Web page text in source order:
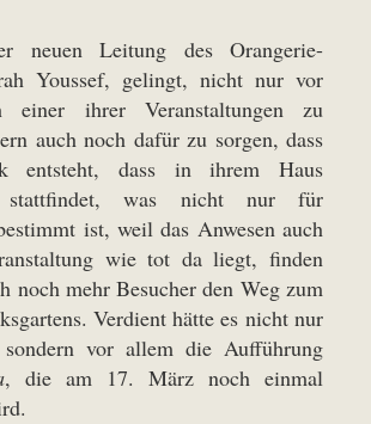
neuen Leitung des Orangerie-
Youssef, gelingt, nicht nur vor
einer ihrer Veranstaltungen zu
auch noch dafür zu sorgen, dass
entsteht, dass in ihrem Haus
stattfindet, was nicht nur für
ist, weil das Anwesen auch
wie tot da liegt, finden
noch mehr Besucher den Weg zum
Verdient hätte es nicht nur
sondern vor allem die Aufführung
, die am 17. März noch einmal